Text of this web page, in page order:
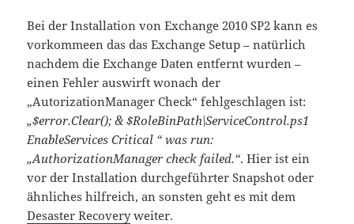
Bei der Installation von Exchange 2010 SP2 kann es
vorkommeen das das Exchange Setup – natürlich
nachdem die Exchange Daten entfernt wurden –
einen Fehler auswirft wonach der
„AutorizationManager Check“ fehlgeschlagen ist:
„$error.Clear(); & $RoleBinPath\ServiceControl.ps1
EnableServices Critical “ was run:
„AuthorizationManager check failed.“. Hier ist ein
vor der Installation durchgeführter Snapshot oder
ähnliches hilfreich, an sonsten geht es mit dem
Desaster Recoveryweiter.